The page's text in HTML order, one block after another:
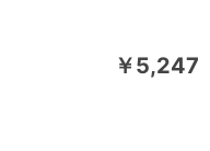
￥5,247